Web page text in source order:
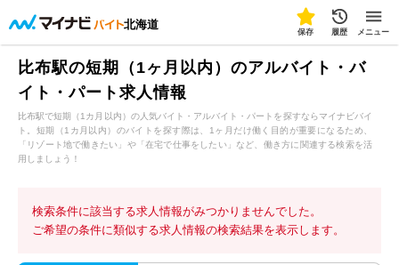
北海道
保存 履歴 メニュー
比布駅の短期（1ヶ月以内）のアルバイト・バ
イト・パート求人情報
比布駅で短期（1カ月以内）の人気バイト・アルバイト・パートを探すならマイナビバイ
ト。短期（1カ月以内）のバイトを探す際は、1ヶ月だけ働く目的が重要になるため、
「リゾート地で働きたい」や「在宅で仕事をしたい」など、働き方に関連する検索を活
用しましょう！
検索条件に該当する求人情報がみつかりませんでした。
ご希望の条件に類似する求人情報の検索結果を表示します。